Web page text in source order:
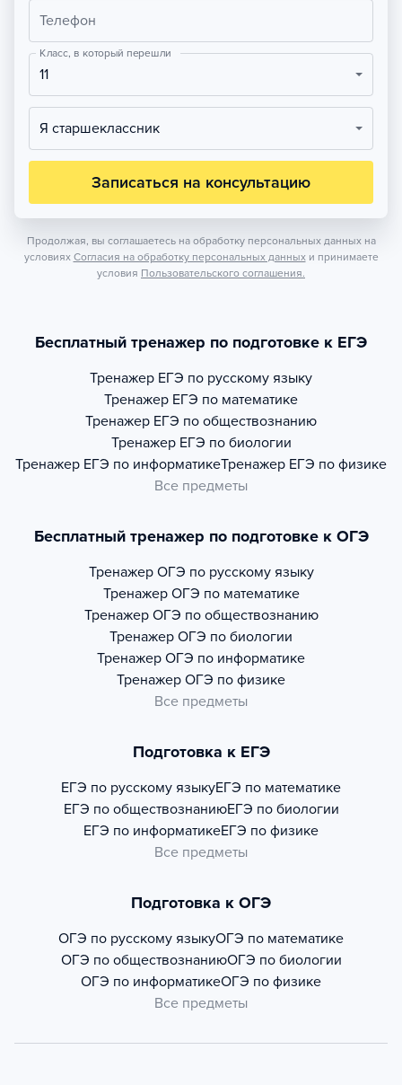
Телефон
Класс, в который перешли
11
Я старшеклассник
Записаться на консультацию
Продолжая, вы соглашаетесь на обработку персональных данных на
условиях Согласия на обработку персональных данных и принимаете
условия Пользовательского соглашения.
Бесплатный тренажер по подготовке к ЕГЭ
Тренажер ЕГЭ по русскому языку
Тренажер ЕГЭ по математике
Тренажер ЕГЭ по обществознанию
Тренажер ЕГЭ по биологии
Тренажер ЕГЭ по информатикеТренажер ЕГЭ по физике
Все предметы
Бесплатный тренажер по подготовке к ОГЭ
Тренажер ОГЭ по русскому языку
Тренажер ОГЭ по математике
Тренажер ОГЭ по обществознанию
Тренажер ОГЭ по биологии
Тренажер ОГЭ по информатике
Тренажер ОГЭ по физике
Все предметы
Подготовка к ЕГЭ
ЕГЭ по русскому языкуЕГЭ по математике
ЕГЭ по обществознаниюЕГЭ по биологии
ЕГЭ по информатикеЕГЭ по физике
Все предметы
Подготовка к ОГЭ
ОГЭ по русскому языкуОГЭ по математике
ОГЭ по обществознаниюОГЭ по биологии
ОГЭ по информатикеОГЭ по физике
Все предметы